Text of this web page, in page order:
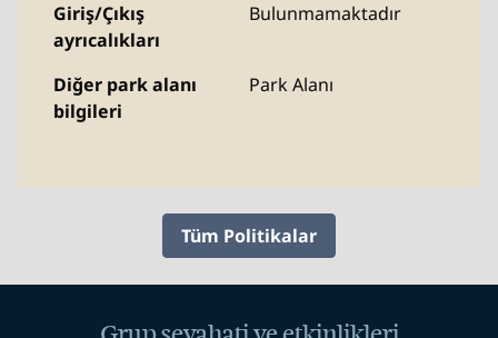
Giriş/Çıkış
ayrıcalıkları
Bulunmamaktadır
Diğer park alanı
bilgileri
Park Alanı
Tüm Politikalar